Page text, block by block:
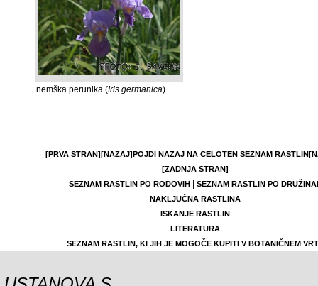
nemška perunika (Iris germanica)
[PRVA STRAN][NAZAJ]POJDI NAZAJ NA CELOTEN SEZNAM RASTLIN
[ZADNJA STRAN]
SEZNAM RASTLIN PO RODOVIH|
SEZNAM RASTLIN PO
NAKLJUČNA RASTLINA
ISKANJE RASTLIN
LITERATURA
SEZNAM RASTLIN, KI JIH JE MOGOČE KUPITI V BOTANIČNEM